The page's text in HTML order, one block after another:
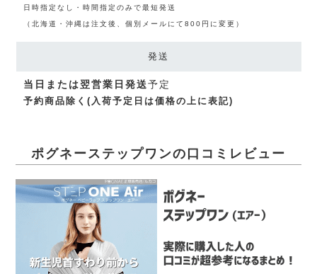
日時指定なし・時間指定のみで最短発送
（北海道・沖縄は注文後、個別メールにて800円に変更）
発送
当日または翌営業日発送予定
予約商品除く(入荷予定日は価格の上に表記)
ポグネーステップワンの口コミレビュー